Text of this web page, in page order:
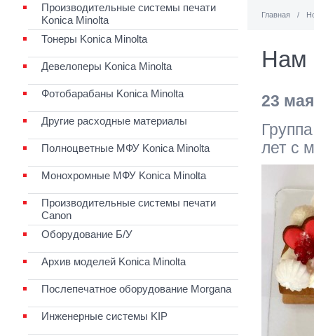
Главная /
Нам
23
лет с
Производительные системы печати
Konica Minolta
Тонеры Konica Minolta
Девелоперы Konica Minolta
Фотобарабаны Konica Minolta
Другие расходные материалы
Полноцветные МФУ Konica Minolta
Монохромные МФУ Konica Minolta
Производительные системы печати
Canon
Оборудование Б/У
Архив моделей Konica Minolta
Послепечатное оборудование Morgana
Инженерные системы KIP